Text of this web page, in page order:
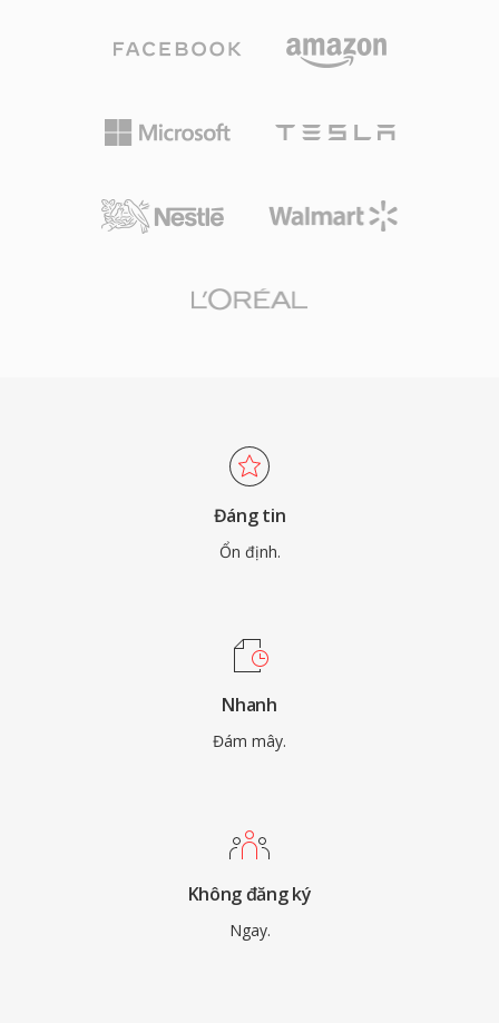
Đáng tin
Ổn định.
Nhanh
Đám mây.
Không đăng ký
Ngay.